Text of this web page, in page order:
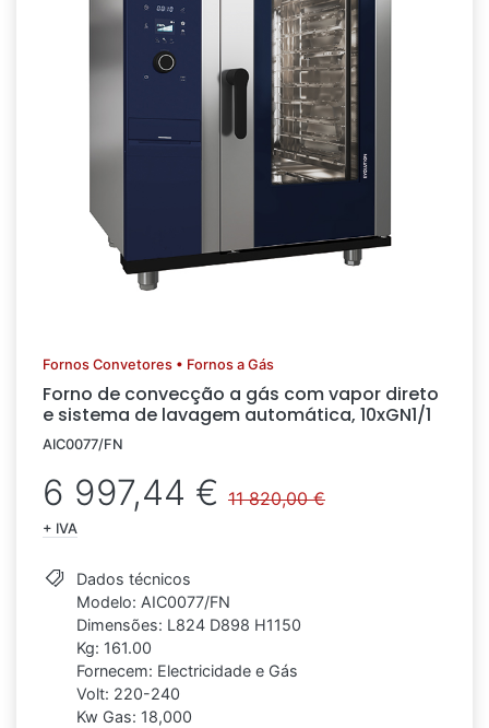
Fornos Convetores • Fornos a Gás
Forno de convecção a gás com vapor direto
e sistema de lavagem automática, 10xGN1/1
AIC0077/FN
6 997,44 € 11 820,00 €
+ IVA
Dados técnicos
Modelo: AIC0077/FN
Dimensões: L824 D898 H1150
Kg: 161.00
Fornecem: Electricidade e Gás
Volt: 220-240
Kw Gas: 18,000